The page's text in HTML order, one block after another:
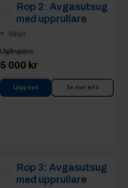
Rop 2: Avgasutsug
med upprullare
Växjö
Utgångspris:
5 000 kr
Lägg bud Se mer info
Rop 3: Avgasutsug
med upprullare